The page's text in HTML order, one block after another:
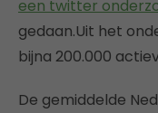
een twitter
gedaan.Uit het
bijna 200.000
De gemiddelde